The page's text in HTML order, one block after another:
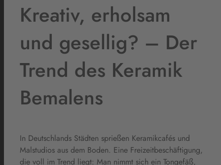
Kreativ, erholsam
und gesellig? – Der
Trend des Keramik
Bemalens
In Deutschlands Städten sprießen Keramikcafés und
Malstudios aus dem Boden. Eine Freizeitbeschäftigung,
die voll im Trend liegt: Man nimmt sich ein Tongefäß,